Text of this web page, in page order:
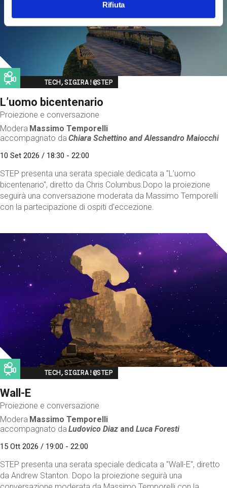
Rifiuta
Image
TECH,SIGIRA!@STEP
L’uomo bicentenario
Proiezione e conversazione
Modera Massimo Temporelli
accompagnato da Chiara Schettino andAlessandro Maiocchi
10 Set 2026 / 18:30 - 22:00
STEP presenta una serata speciale dedicata a "L’uomo
bicentenario", diretto da Chris Columbus.Dopo la proiezione
seguirà una conversazione moderata da Massimo Temporelli
con la partecipazione di ospiti d'eccezione.
Image
TECH,SIGIRA!@STEP
Wall-E
Proiezione e conversazione
Modera Massimo Temporelli
accompagnato da Ludovico Diaz andLuca Foresti
15 Ott 2026 / 19:00 - 22:00
STEP presenta una serata speciale dedicata a "Wall-E", diretto
da Andrew Stanton. Dopo la proiezione seguirà una